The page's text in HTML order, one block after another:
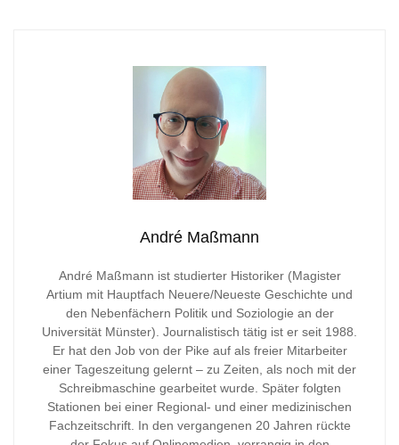
André Maßmann
André Maßmann ist studierter Historiker (Magister
Artium mit Hauptfach Neuere/Neueste Geschichte und
den Nebenfächern Politik und Soziologie an der
Universität Münster). Journalistisch tätig ist er seit 1988.
Er hat den Job von der Pike auf als freier Mitarbeiter
einer Tageszeitung gelernt – zu Zeiten, als noch mit der
Schreibmaschine gearbeitet wurde. Später folgten
Stationen bei einer Regional- und einer medizinischen
Fachzeitschrift. In den vergangenen 20 Jahren rückte